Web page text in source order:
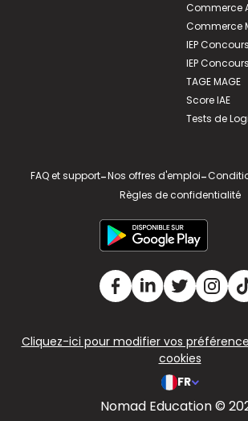
Commerce
Commerce
IEP
IEP
TAGE MAGE
Score IAE
Tests de
FAQ et support-Nos offres d'emploi-
Règles de confidentialité
Cliquez-ici pour modifier vos
cookies
FR
Nomad Education ©